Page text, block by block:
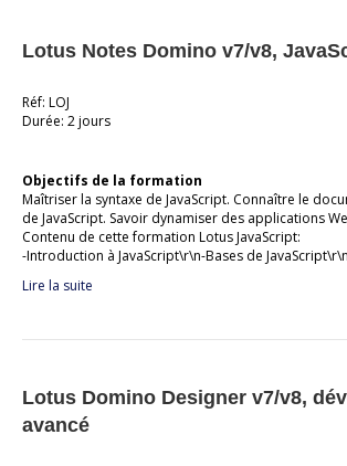
Lotus Notes Domino v7/v8,
Réf: LOJ
Durée: 2 jours
Objectifs de la formation
Maîtriser la syntaxe de JavaScript. Connaître le
de JavaScript. Savoir dynamiser des applications
Contenu de cette formation Lotus JavaScript:
-Introduction à JavaScript\r\n-Bases de
Lire la suite
Lotus Domino Designer v7/v8,
avancé